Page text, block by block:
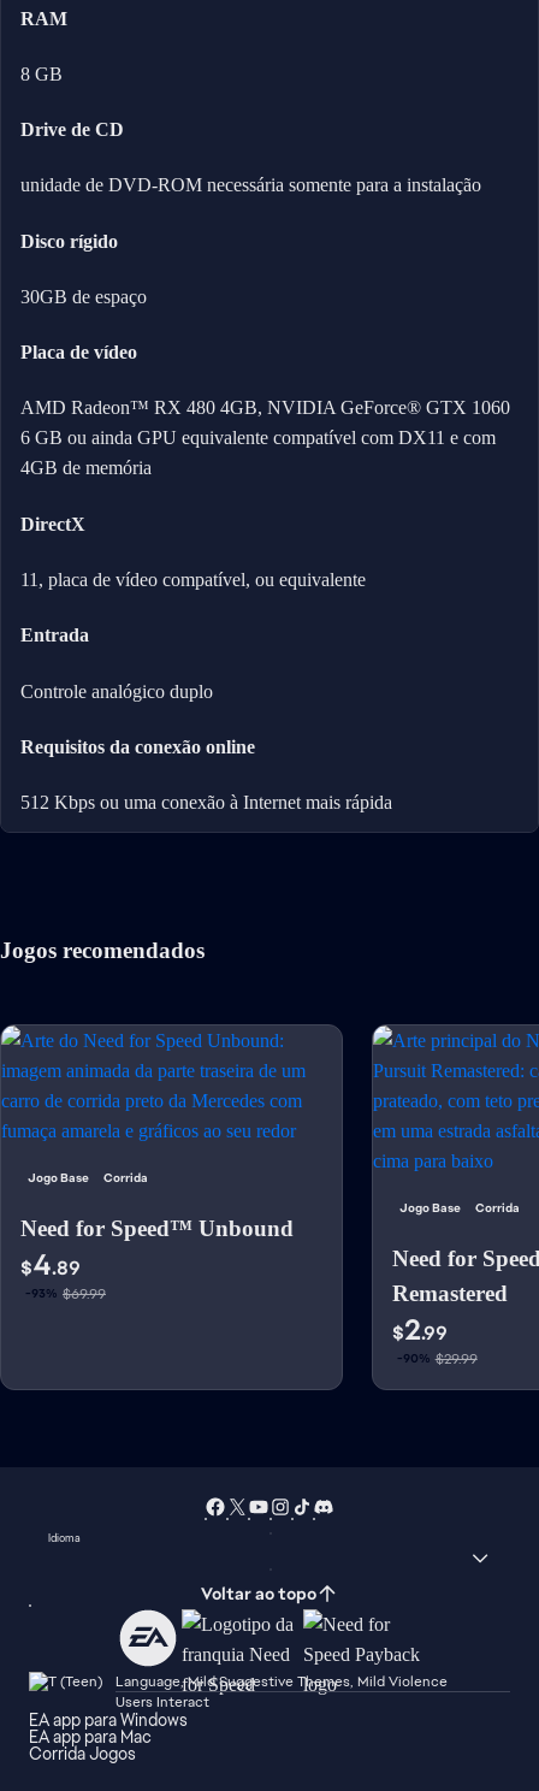
RAM
8 GB
Drive de CD
unidade de DVD-ROM necessária somente para a instalação
Disco rígido
30GB de espaço
Placa de vídeo
AMD Radeon™ RX 480 4GB, NVIDIA GeForce® GTX 1060
6 GB ou ainda GPU equivalente compatível com DX11 e com
4GB de memória
DirectX
11, placa de vídeo compatível, ou equivalente
Entrada
Controle analógico duplo
Requisitos da conexão online
512 Kbps ou uma conexão à Internet mais rápida
Jogos recomendados
Jogo Base Corrida
Need for Speed™ Unbound
$4.89
-93% $69.99
Jogo Base Corrida
Need for
Remastered
$2.99
-90% $29.99
Idioma
Voltar ao topo
Language, Mild Suggestive Themes, Mild Violence
Users Interact
EA app para Windows
EA app para Mac
Corrida Jogos